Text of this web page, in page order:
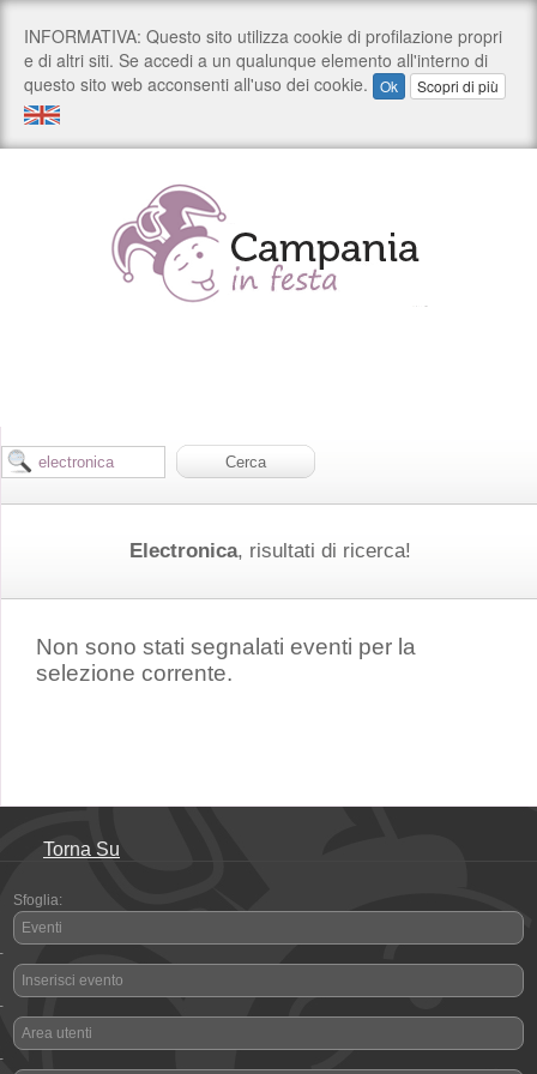
Electronica, risultati di ricerca!
Non sono stati segnalati eventi per la
selezione corrente.
Torna Su
Sfoglia:
Eventi
-
Inserisci evento
-
Area utenti
-